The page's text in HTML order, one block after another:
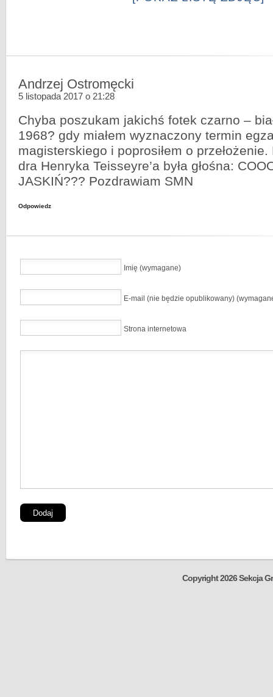
Andrzej Ostromęcki
5 listopada 2017 o 21:28
Chyba poszukam jakichś fotek czarno –
1968? gdy miałem wyznaczony termin
magisterskiego i poprosiłem o
dra Henryka Teisseyre’a była głośna:
JASKIŃ??? Pozdrawiam SMN
Odpowiedz
Imię (wymagane)
E-mail (nie będzie opublikowany)
Strona internetowa
Copyright 2026 Sekcja